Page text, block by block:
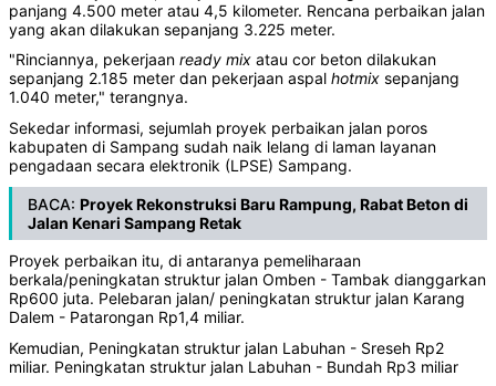
panjang 4.500 meter atau 4,5 kilometer. Rencana perbaikan jalan
yang akan dilakukan sepanjang 3.225 meter.
"Rinciannya, pekerjaan ready mix atau cor beton dilakukan
sepanjang 2.185 meter dan pekerjaan aspal hotmix sepanjang
1.040 meter," terangnya.
Sekedar informasi, sejumlah proyek perbaikan jalan poros
kabupaten di Sampang sudah naik lelang di laman layanan
pengadaan secara elektronik (LPSE) Sampang.
BACA: Proyek Rekonstruksi Baru Rampung, Rabat Beton di
Jalan Kenari Sampang Retak
Proyek perbaikan itu, di antaranya pemeliharaan
berkala/peningkatan struktur jalan Omben - Tambak dianggarkan
Rp600 juta. Pelebaran jalan/ peningkatan struktur jalan Karang
Dalem - Patarongan Rp1,4 miliar.
Kemudian, Peningkatan struktur jalan Labuhan - Sreseh Rp2
miliar. Peningkatan struktur jalan Labuhan - Bundah Rp3 miliar